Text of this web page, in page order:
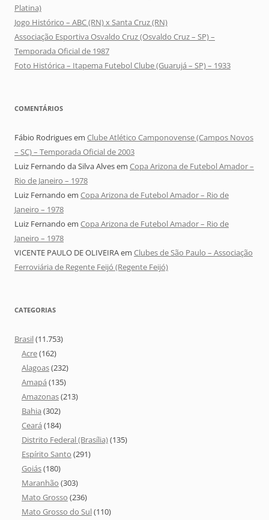
Platina)
Jogo Histórico – ABC (RN) x Santa Cruz (RN)
Associação Esportiva Osvaldo Cruz (Osvaldo Cruz – SP) –
Temporada Oficial de 1987
Foto Histórica – Itapema Futebol Clube (Guarujá – SP) – 1933
COMENTÁRIOS
Fábio Rodriguesem Clube Atlético Camponovense (Campos Novos
– SC) – Temporada Oficial de 2003
Luiz Fernando da Silva Alvesem Copa Arizona de Futebol Amador –
Rio de Janeiro – 1978
Luiz Fernando em Copa Arizona de Futebol Amador – Rio de
Janeiro – 1978
Luiz Fernando em Copa Arizona de Futebol Amador – Rio de
Janeiro – 1978
VICENTE PAULO DE OLIVEIRAem Clubes de São Paulo – Associação
Ferroviária de Regente Feijó (Regente Feijó)
CATEGORIAS
Brasil(11.753)
Acre(162)
Alagoas(232)
Amapá (135)
Amazonas(213)
Bahia (302)
Ceará (184)
Distrito Federal (Brasília)(135)
Espírito Santo (291)
Goiás(180)
Maranhão (303)
Mato Grosso (236)
Mato Grosso do Sul(110)